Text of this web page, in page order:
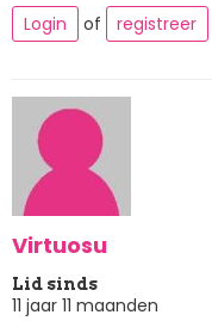
Login of registreer
Virtuosu
Lid sinds
11 jaar 11 maanden